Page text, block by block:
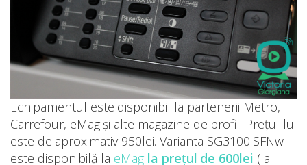
Echipamentul este disponibil la partenerii Metro,
Carrefour, eMag și alte magazine de profil. Prețul lui
este de aproximativ 950lei. Varianta SG3100 SFNw
este disponibilă la eMag la prețul de 600lei (la